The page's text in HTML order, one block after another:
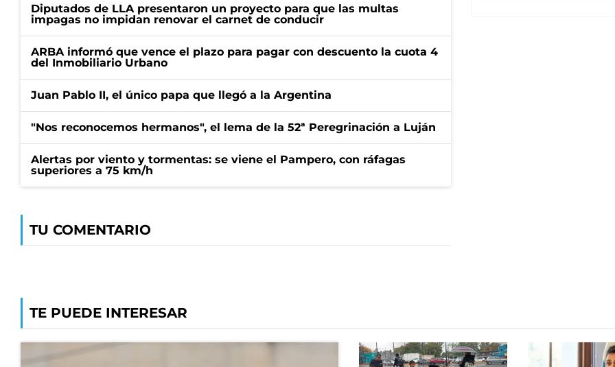
Diputados de LLA presentaron un proyecto para que las multas
impagas no impidan renovar el carnet de conducir
ARBA informó que vence el plazo para pagar con descuento la cuota 4
del Inmobiliario Urbano
Juan Pablo II, el único papa que llegó a la Argentina
"Nos reconocemos hermanos", el lema de la 52ª Peregrinación a Luján
Alertas por viento y tormentas: se viene el Pampero, con ráfagas
superiores a 75 km/h
TU COMENTARIO
TE PUEDE INTERESAR